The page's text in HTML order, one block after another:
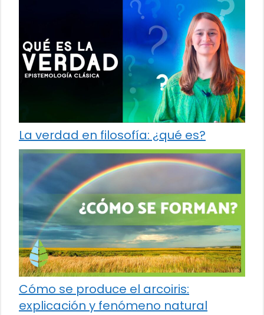
La verdad en filosofía: ¿qué es?
Cómo se produce el arcoiris:
explicación y fenómeno natural